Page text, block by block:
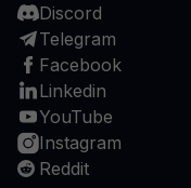
Discord
Telegram
Facebook
Linkedin
YouTube
Instagram
Reddit